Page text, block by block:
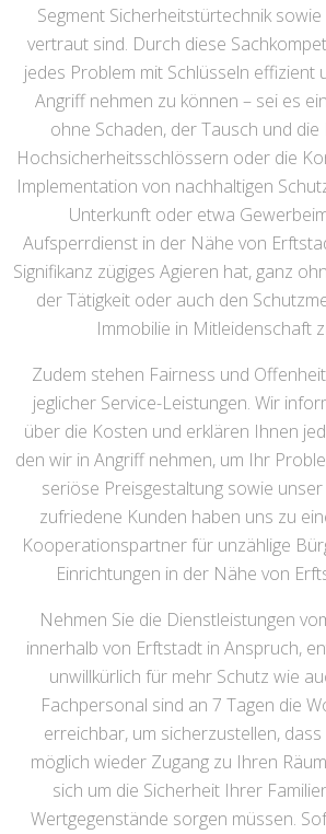
Segment Sicherheitstürtechnik
vertraut sind. Durch diese
jedes Problem mit Schlüsseln effizient
Angriff nehmen zu können – sei es
ohne Schaden, der Tausch und die
Hochsicherheitsschlössern oder die
Implementation von nachhaltigen
Unterkunft oder etwa
Aufsperrdienst in der Nähe von
Signifikanz zügiges Agieren hat, ganz
der Tätigkeit oder auch den
Immobilie in Mitleidenschaft
Zudem stehen Fairness und
jeglicher Service-Leistungen. Wir
über die Kosten und erklären Ihnen
den wir in Angriff nehmen, um Ihr
seriöse Preisgestaltung sowie
zufriedene Kunden haben uns zu
Kooperationspartner für unzählige
Einrichtungen in der Nähe von
Nehmen Sie die Dienstleistungen
innerhalb von Erftstadt in Anspruch,
unwillkürlich für mehr Schutz wie
Fachpersonal sind an 7 Tagen die
erreichbar, um sicherzustellen, dass
möglich wieder Zugang zu Ihren
sich um die Sicherheit Ihrer
Wertgegenstände sorgen müssen.